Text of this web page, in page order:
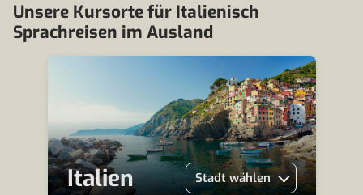
Unsere Kursorte für Italienisch
Sprachreisen im Ausland
Italien Stadt wählen